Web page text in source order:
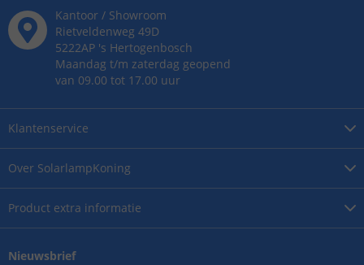
Over SolarlampKoning
Product extra informatie
Klantenservice
Kantoor / Showroom
Rietveldenweg 49D
5222AP 's Hertogenbosch
Maandag t/m zaterdag geopend
van 09.00 tot 17.00 uur
Nieuwsbrief